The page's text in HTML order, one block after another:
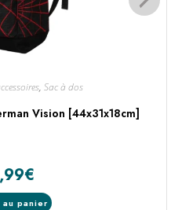
, Sac à dos
Vision [44x31x18cm]
€
panier